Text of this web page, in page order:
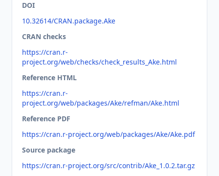
DOI
10.32614/CRAN.package.Ake
CRAN checks
https://cran.r-
project.org/web/checks/check_results_Ake.html
Reference HTML
https://cran.r-
project.org/web/packages/Ake/refman/Ake.html
Reference PDF
https://cran.r-project.org/web/packages/Ake/Ake.pdf
Source package
https://cran.r-project.org/src/contrib/Ake_1.0.2.tar.gz